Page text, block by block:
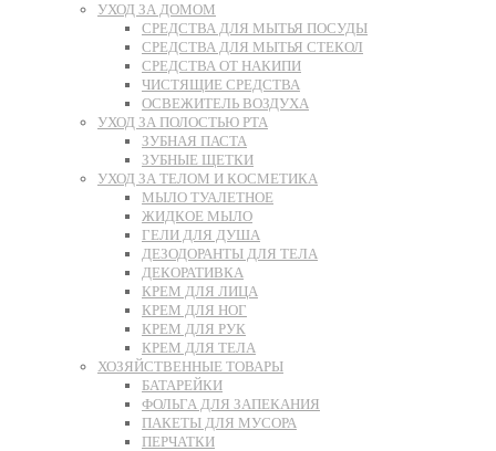
УХОД ЗА ДОМОМ
СРЕДСТВА ДЛЯ МЫТЬЯ ПОСУДЫ
СРЕДСТВА ДЛЯ МЫТЬЯ СТЕКОЛ
СРЕДСТВА ОТ НАКИПИ
ЧИСТЯЩИЕ СРЕДСТВА
ОСВЕЖИТЕЛЬ ВОЗДУХА
УХОД ЗА ПОЛОСТЬЮ РТА
ЗУБНАЯ ПАСТА
ЗУБНЫЕ ЩЕТКИ
УХОД ЗА ТЕЛОМ И КОСМЕТИКА
МЫЛО ТУАЛЕТНОЕ
ЖИДКОЕ МЫЛО
ГЕЛИ ДЛЯ ДУША
ДЕЗОДОРАНТЫ ДЛЯ ТЕЛА
ДЕКОРАТИВКА
КРЕМ ДЛЯ ЛИЦА
КРЕМ ДЛЯ НОГ
КРЕМ ДЛЯ РУК
КРЕМ ДЛЯ ТЕЛА
ХОЗЯЙСТВЕННЫЕ ТОВАРЫ
БАТАРЕЙКИ
ФОЛЬГА ДЛЯ ЗАПЕКАНИЯ
ПАКЕТЫ ДЛЯ МУСОРА
ПЕРЧАТКИ